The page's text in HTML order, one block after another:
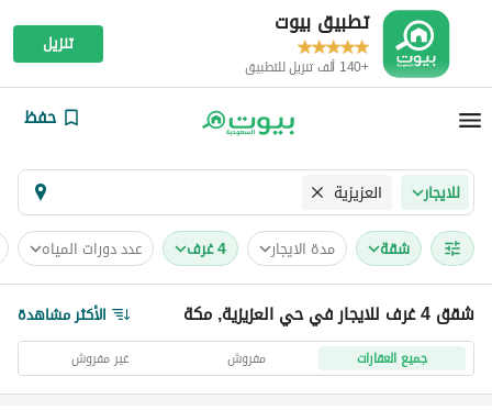
تطبيق بيوت
+140 ألف تنزيل للتطبيق
تنزيل
حفظ
للايجار العزيزية
شقة مدة الايجار 4 غرف عدد دورات المياه
شقق 4 غرف للايجار في حي العزيزية, مكة الأكثر مشاهدة
جميع العقارات مفروش غير مفروش